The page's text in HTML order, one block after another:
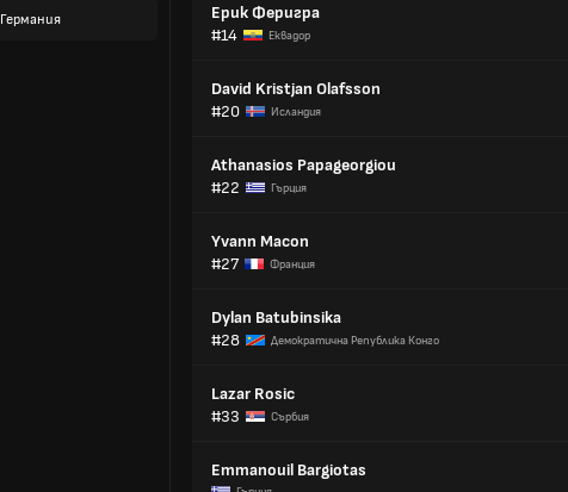
Германия
Ерик Феригра
#14
Еквадор
David Kristjan Olafsson
#20
Исландия
Athanasios Papageorgiou
#22
Гърция
Yvann Macon
#27
Франция
Dylan Batubinsika
#28
Демократична Република Конго
Lazar Rosic
#33
Сърбия
Emmanouil Bargiotas